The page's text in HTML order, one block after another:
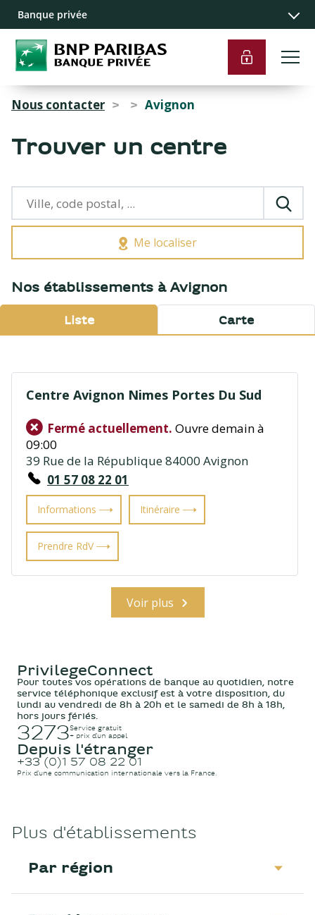
Recherche
Navigation
principale
Banque privée
Nous contacter > > Avignon
Trouver un centre
Me localiser
{{count}}
trouvés
Nos établissements à Avignon
Liste Carte
Centre Avignon Nimes Portes Du Sud
Fermé actuellement. Ouvre demain à
09:00
39 Rue de la République 84000 Avignon
01 57 08 22 01
Informations Itinéraire
Prendre RdV
Voir plus
PrivilegeConnect
Pour toutes vos opérations de banque au quotidien, notre
service téléphonique exclusif est à votre disposition, du
lundi au vendredi de 8h à 20h et le samedi de 8h à 18h,
hors jours fériés.
3273Service gratuit
+ prix d’un appel
Depuis l'étranger
+33 (0)1 57 08 22 01
Prix d’une communication internationale vers la France.
Plus d'établissements
Par région